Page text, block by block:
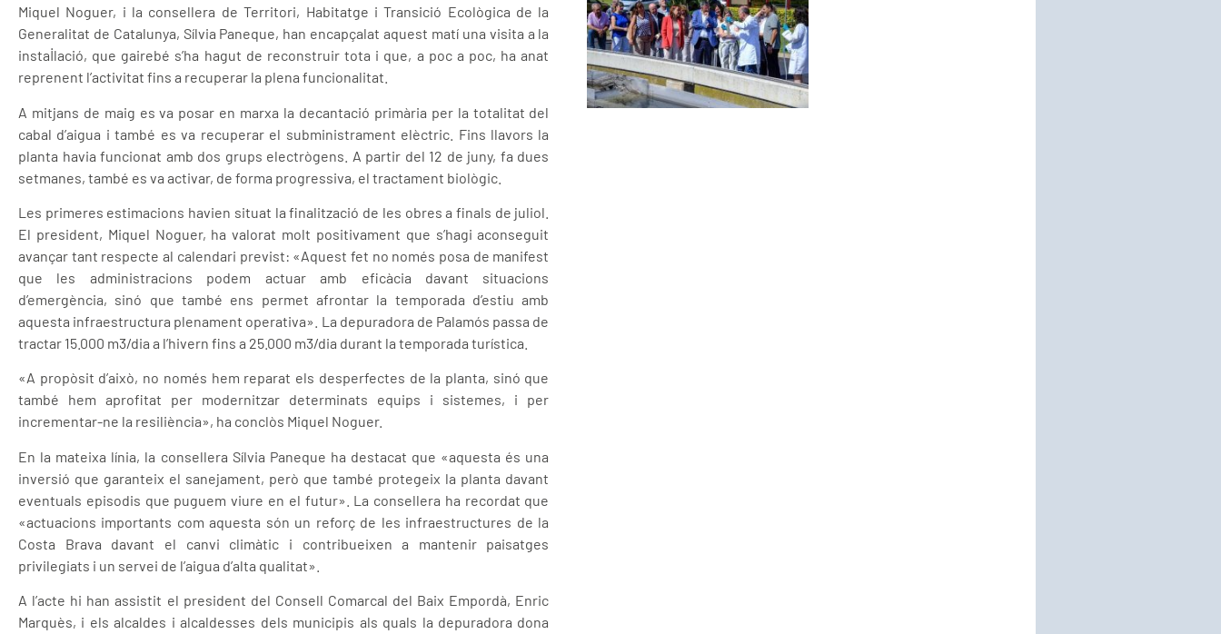
Miquel Noguer, i la consellera de Territori, Habitatge i Transició Ecològica de la
Generalitat de Catalunya, Sílvia Paneque, han encapçalat aquest matí una visita a la
instal·lació, que gairebé s’ha hagut de reconstruir tota i que, a poc a poc, ha anat
reprenent l’activitat fins a recuperar la plena funcionalitat.
A mitjans de maig es va posar en marxa la decantació primària per la totalitat del
cabal d’aigua i també es va recuperar el subministrament elèctric. Fins llavors la
planta havia funcionat amb dos grups electrògens. A partir del 12 de juny, fa dues
setmanes, també es va activar, de forma progressiva, el tractament biològic.
Les primeres estimacions havien situat la finalització de les obres a finals de juliol.
El president, Miquel Noguer, ha valorat molt positivament que s’hagi aconseguit
avançar tant respecte al calendari previst: «Aquest fet no només posa de manifest
que les administracions podem actuar amb eficàcia davant situacions
d’emergència, sinó que també ens permet afrontar la temporada d’estiu amb
aquesta infraestructura plenament operativa». La depuradora de Palamós passa de
tractar 15.000 m3/dia a l’hivern fins a 25.000 m3/dia durant la temporada turística.
«A propòsit d’això, no només hem reparat els desperfectes de la planta, sinó que
també hem aprofitat per modernitzar determinats equips i sistemes, i per
incrementar-ne la resiliència», ha conclòs Miquel Noguer.
En la mateixa línia, la consellera Sílvia Paneque ha destacat que «aquesta és una
inversió que garanteix el sanejament, però que també protegeix la planta davant
eventuals episodis que puguem viure en el futur». La consellera ha recordat que
«actuacions importants com aquesta són un reforç de les infraestructures de la
Costa Brava davant el canvi climàtic i contribueixen a mantenir paisatges
privilegiats i un servei de l’aigua d’alta qualitat».
A l’acte hi han assistit el president del Consell Comarcal del Baix Empordà, Enric
Marquès, i els alcaldes i alcaldesses dels municipis als quals la depuradora dona